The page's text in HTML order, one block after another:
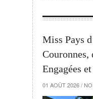
Miss Pays
Couronnes,
Engagées
01 AOÛT 2026 /